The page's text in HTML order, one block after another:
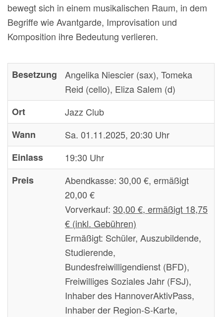
bewegt sich in einem musikalischen Raum, in dem
Begriffe wie Avantgarde, Improvisation und
Komposition ihre Bedeutung verlieren.
Besetzung
Angelika Niescier (sax), Tomeka
Reid (cello), Eliza Salem (d)
Ort
Jazz Club
Wann
Sa. 01.11.2025, 20:30 Uhr
Einlass
19:30 Uhr
Preis
Abendkasse: 30,00 €, ermäßigt
20,00 €
Vorverkauf: 30,00 €, ermäßigt 18,75
€ (inkl. Gebühren)
Ermäßigt: Schüler, Auszubildende,
Studierende,
Bundesfreiwilligendienst (BFD),
Freiwilliges Soziales Jahr (FSJ),
Inhaber des HannoverAktivPass,
Inhaber der Region-S-Karte,